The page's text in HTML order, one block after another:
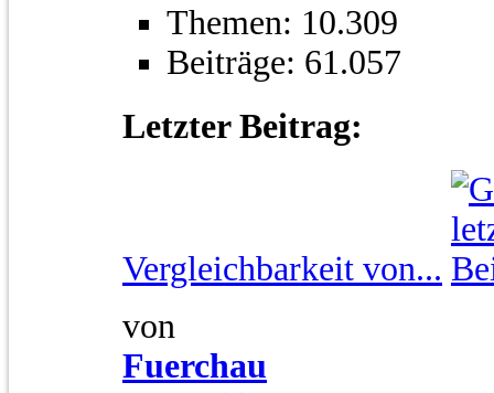
Themen: 10.309
Beiträge: 61.057
Letzter Beitrag:
Vergleichbarkeit von...
von
Fuerchau